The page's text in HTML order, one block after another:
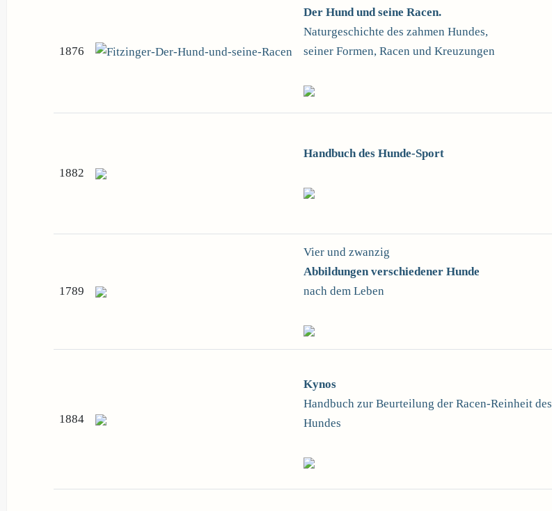
1876
Der Hund und seine Racen.
Naturgeschichte des zahmen Hundes,
seiner Formen, Racen und Kreuzungen
1882
Handbuch des Hunde-Sport
1789
Vier und zwanzig
Abbildungen verschiedener Hunde
nach dem Leben
1884
Kynos
Handbuch zur Beurteilung der Racen-Reinheit des
Hundes